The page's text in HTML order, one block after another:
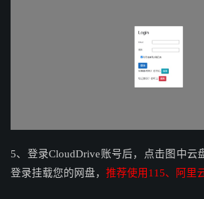
5、登录CloudDrive账号后，点击图中云
登录挂载您的网盘， 推荐使用115、阿里